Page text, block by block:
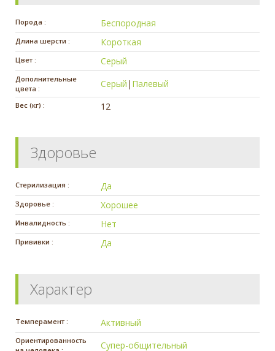
Порода : Беспородная
Длина шерсти : Короткая
Цвет : Серый
Дополнительные
цвета :
Серый | Палевый
Вес (кг) : 12
Здоровье
Стерилизация : Да
Здоровье : Хорошее
Инвалидность : Нет
Прививки : Да
Характер
Темперамент : Активный
Ориентированность
Супер-общительный